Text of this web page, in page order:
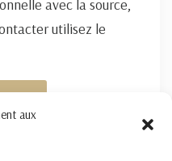
aux
avec la source,
utilisez le